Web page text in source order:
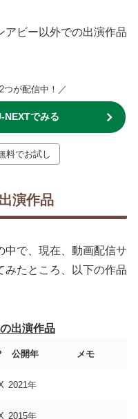
アビー以外での出演作品
つが配信中！／
NEXTでみる
料でお試し
演作品
中で、現在、動画配信サ
みたところ、以下の作品
出演作品
公開年 メモ
2021年
2015年